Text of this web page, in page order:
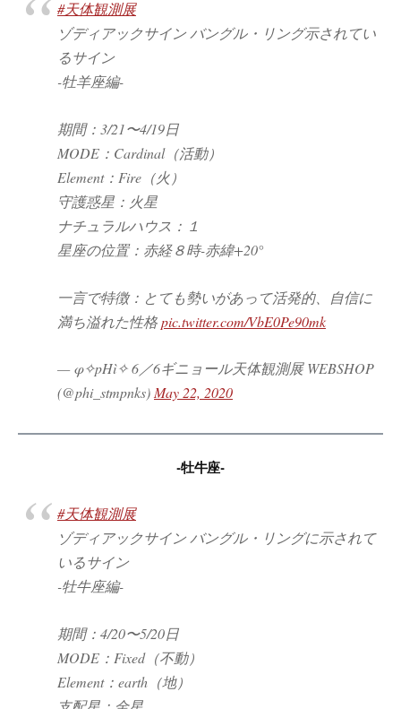
#天体観測展
ゾディアックサイン バングル・リング示されてい
るサイン
-牡羊座編-
期間：3/21〜4/19日
MODE：Cardinal（活動）
Element：Fire（火）
守護惑星：火星
ナチュラルハウス：１
星座の位置：赤経８時-赤緯+20°
一言で特徴：とても勢いがあって活発的、自信に
満ち溢れた性格pic.twitter.com/VbE0Pe90mk
— φ✧pHì✧ 6／6ギニョール天体観測展 WEBSHOP
(@phi_stmpnks)May 22, 2020
-牡牛座-
#天体観測展
ゾディアックサイン バングル・リングに示されて
いるサイン
-牡牛座編-
期間：4/20〜5/20日
MODE：Fixed（不動）
Element：earth（地）